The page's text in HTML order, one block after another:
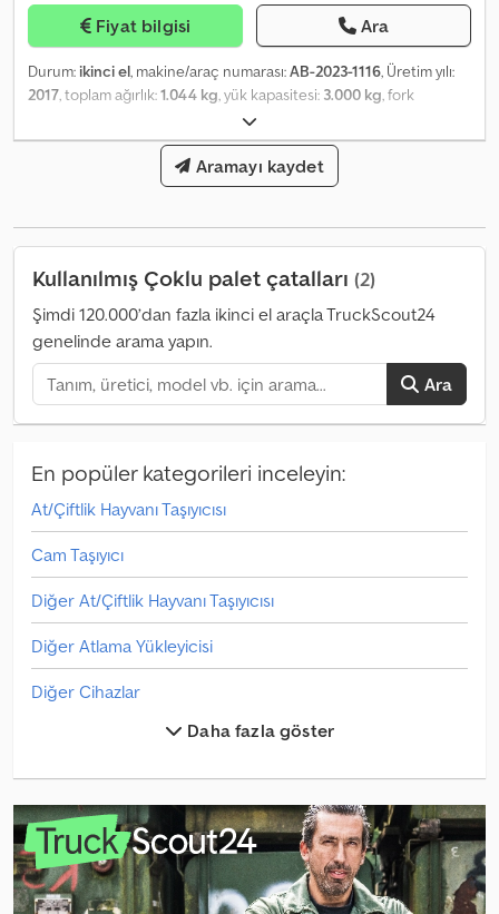
Fiyat bilgisi Ara
Durum: ikinci el, makine/araç numarası:AB-2023-1116, Üretim yılı:
2017, toplam ağırlık:1.044 kg, yük kapasitesi: 3.000 kg, fork
, çatalların kalınlığı:
ürün genişliği (maks.):1.630 mm, Ara satış ve değişiklik hakkı
saklıdır! Chedpfx Answ Ataio UjaAramayı kaydet
Kullanılmış Çoklu palet çatalları (2)
Şimdi 120.000’dan fazla ikinci el araçla TruckScout24
genelinde arama yapın.
Ara
En popüler kategorileri inceleyin:
At/Çiftlik Hayvanı Taşıyıcısı
Cam Taşıyıcı
Diğer At/Çiftlik Hayvanı Taşıyıcısı
Diğer Atlama Yükleyicisi
Diğer Cihazlar
Diğer Eleme Tesisi
Diğer Konteynerler
Diğer Parçalar Ve Aksesuarlar
Diğer Sabit Karıştırma Tesisi
Daha fazla göster